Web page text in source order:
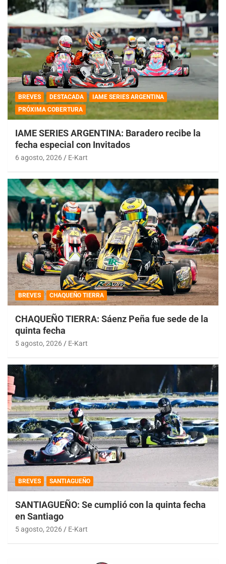
BREVES DESTACADA
IAME SERIES ARGENTINA
PRÓXIMA COBERTURA
IAME SERIES ARGENTINA: Baradero recibe la
fecha especial con Invitados
6 agosto, 2026 E-Kart
BREVES CHAQUEÑO TIERRA
CHAQUEÑO TIERRA: Sáenz Peña fue sede de la
quinta fecha
5 agosto, 2026 E-Kart
BREVES SANTIAGUEÑO
SANTIAGUEÑO: Se cumplió con la quinta fecha
en Santiago
5 agosto, 2026 E-Kart